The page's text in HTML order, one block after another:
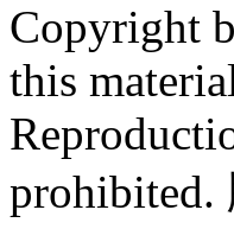
Copyright
this